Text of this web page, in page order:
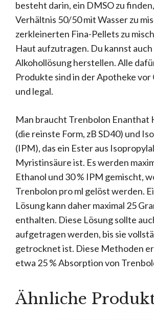
besteht darin, ein DMSO zu
Verhältnis 50/50 mit Wasser zu
zerkleinerten Fina-Pellets zu
Haut aufzutragen. Du kannst auch
Alkohollösung herstellen. Alle
Produkte sind in der Apotheke
und legal.
Man braucht Trenbolon Enanthat
(die reinste Form, zB SD40) und
(IPM), das ein Ester aus
Myristinsäure ist. Es werden
Ethanol und 30 % IPM gemischt,
Trenbolon pro ml gelöst werden.
Lösung kann daher maximal 25
enthalten. Diese Lösung sollte
aufgetragen werden, bis sie
getrocknet ist. Diese Methoden
etwa 25 % Absorption von
Ähnliche